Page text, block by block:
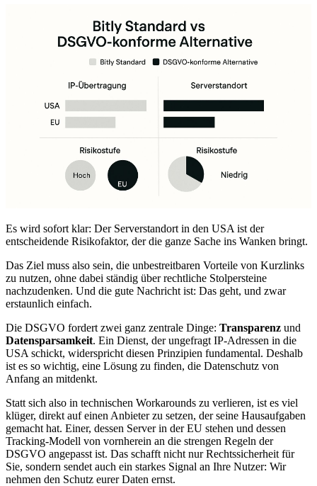
Es wird sofort klar: Der Serverstandort in den USA ist der
entscheidende Risikofaktor, der die ganze Sache ins Wanken bringt.
Das Ziel muss also sein, die unbestreitbaren Vorteile von Kurzlinks
zu nutzen, ohne dabei ständig über rechtliche Stolpersteine
nachzudenken. Und die gute Nachricht ist: Das geht, und zwar
erstaunlich einfach.
Die DSGVO fordert zwei ganz zentrale Dinge: Transparenz und
Datensparsamkeit. Ein Dienst, der ungefragt IP-Adressen in die
USA schickt, widerspricht diesen Prinzipien fundamental. Deshalb
ist es so wichtig, eine Lösung zu finden, die Datenschutz von
Anfang an mitdenkt.
Statt sich also in technischen Workarounds zu verlieren, ist es viel
klüger, direkt auf einen Anbieter zu setzen, der seine Hausaufgaben
gemacht hat. Einer, dessen Server in der EU stehen und dessen
Tracking-Modell von vornherein an die strengen Regeln der
DSGVO angepasst ist. Das schafft nicht nur Rechtssicherheit für
Sie, sondern sendet auch ein starkes Signal an Ihre Nutzer: Wir
nehmen den Schutz eurer Daten ernst.